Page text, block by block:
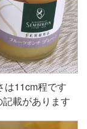
は11cm程です
載があります